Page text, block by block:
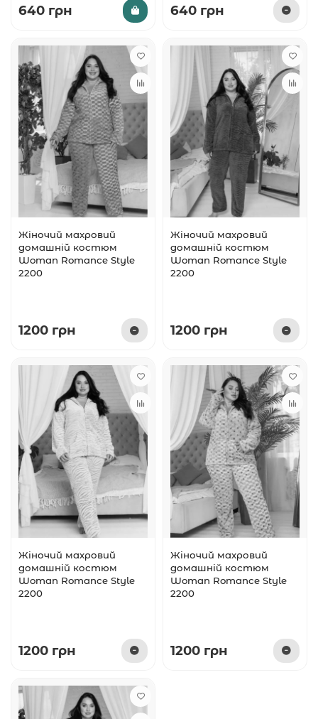
640 грн 640 грн
Жіночий махровий
домашній костюм
Woman Romance Style
2200
1200 грн
Жіночий махровий
домашній костюм
Woman Romance Style
2200
1200 грн
Жіночий махровий
домашній костюм
Woman Romance Style
2200
1200 грн
Жіночий махровий
домашній костюм
Woman Romance Style
2200
1200 грн